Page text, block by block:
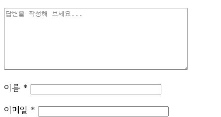
이름 *
이메일 *